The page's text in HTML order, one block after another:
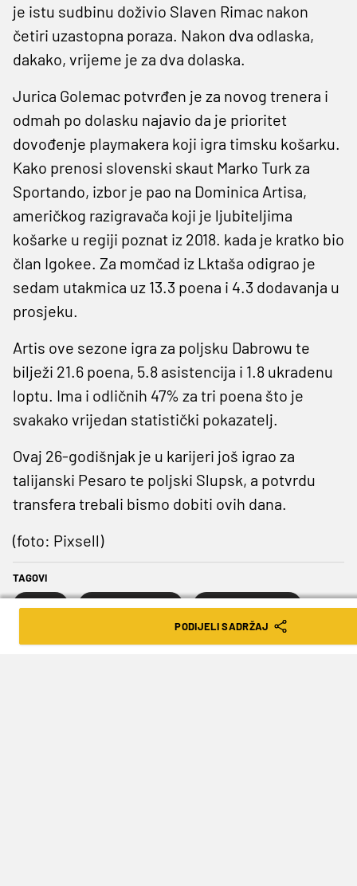
je istu sudbinu doživio Slaven Rimac nakon
četiri uzastopna poraza. Nakon dva odlaska,
dakako, vrijeme je za dva dolaska.
Jurica Golemac potvrđen je za novog trenera i
odmah po dolasku najavio da je prioritet
dovođenje playmakera koji igra timsku košarku.
Kako prenosi slovenski skaut Marko Turk za
Sportando, izbor je pao na Dominica Artisa,
američkog razigravača koji je ljubiteljima
košarke u regiji poznat iz 2018. kada je kratko bio
član Igokee. Za momčad iz Lktaša odigrao je
sedam utakmica uz 13.3 poena i 4.3 dodavanja u
prosjeku.
Artis ove sezone igra za poljsku Dabrowu te
bilježi 21.6 poena, 5.8 asistencija i 1.8 ukradenu
loptu. Ima i odličnih 47% za tri poena što je
svakako vrijedan statistički pokazatelj.
Ovaj 26-godišnjak je u karijeri još igrao za
talijanski Pesaro te poljski Slupsk, a potvrdu
transfera trebali bismo dobiti ovih dana.
(foto: Pixsell)
TAGOVI
igokea Cedevita Olimpija KK Cedevita Olimpija Ljubljana
PODIJELI SADRŽAJ